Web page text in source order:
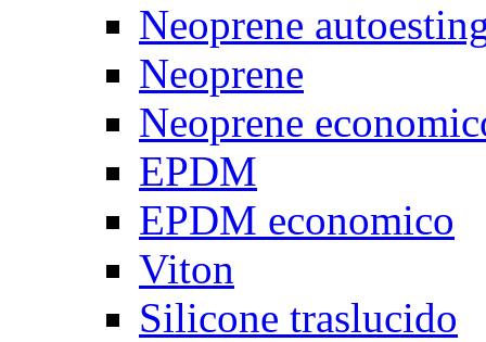
Neoprene
Neoprene
Neoprene
EPDM
EPDM economico
Viton
Silicone traslucido